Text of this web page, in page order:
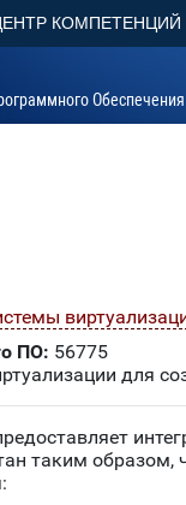
Обеспечения
ПО: 56775
для
таким образом,